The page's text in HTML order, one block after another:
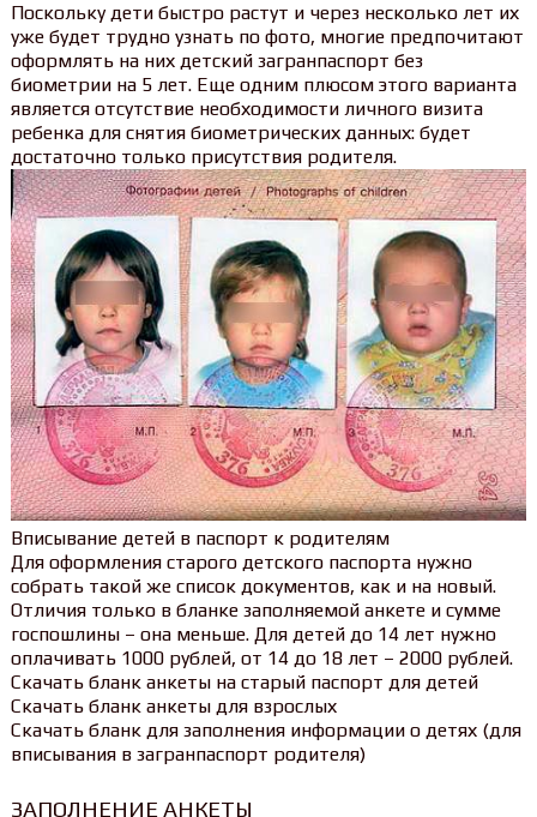
Поскольку дети быстро растут и через несколько лет их
уже будет трудно узнать по фото, многие предпочитают
оформлять на них детский загранпаспорт без
биометрии на 5 лет. Еще одним плюсом этого варианта
является отсутствие необходимости личного визита
ребенка для снятия биометрических данных: будет
достаточно только присутствия родителя.
Вписывание детей в паспорт к родителям
Для оформления старого детского паспорта нужно
собрать такой же список документов, как и на новый.
Отличия только в бланке заполняемой анкете и сумме
госпошлины – она меньше. Для детей до 14 лет нужно
оплачивать 1000 рублей, от 14 до 18 лет – 2000 рублей.
Скачать бланк анкеты на старый паспорт для детей
Скачать бланк анкеты для взрослых
Скачать бланк для заполнения информации о детях (для
вписывания в загранпаспорт родителя)
ЗАПОЛНЕНИЕ АНКЕТЫ